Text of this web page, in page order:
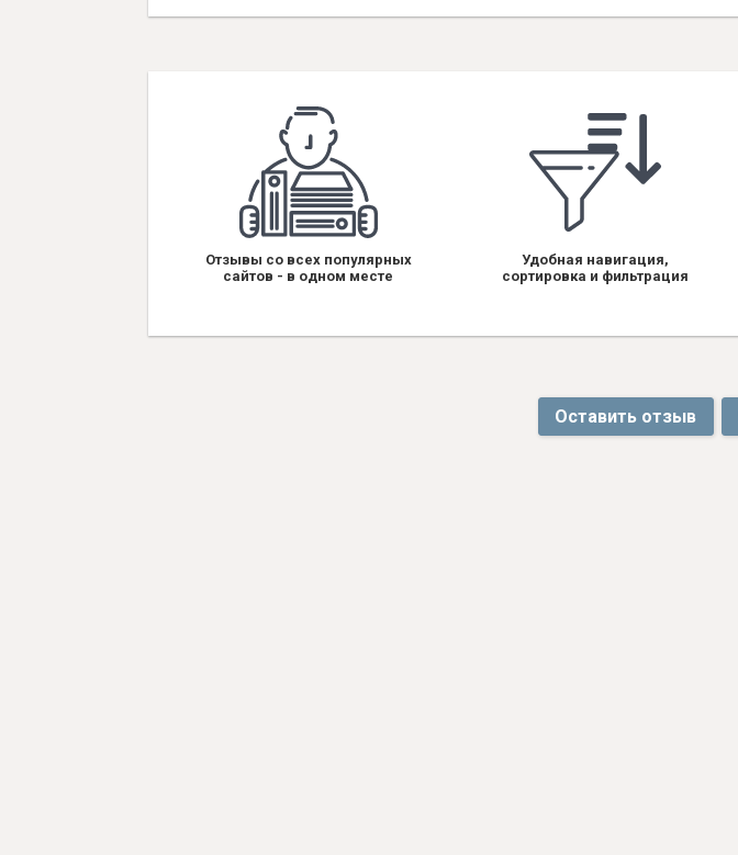
Отзывы со всех популярных
сайтов - в одном месте
Удобная навигация,
сортировка и фильтрация
Оставить отзыв